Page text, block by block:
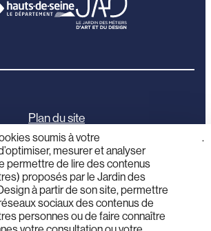
Plan du site
Mentions légales
de confidentialité
Activités éducatives
soumis à votre
mesurer et analyser
permettre de lire des contenus
proposés par le Jardin des
à partir de son site, permettre
sociaux des contenus de
personnes ou de faire connaître
.